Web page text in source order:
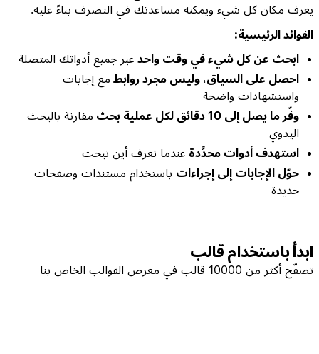
يعرف مكان كل شيء ويمكنه مساعدتك في التصرف بناءً عليه.
الفوائد الرئيسية:
ابحث عن كل شيء في وقت واحد عبر جميع أدواتك المتصلة
احصل على السياق، وليس مجرد روابط مع إجابات
واستشهادات واضحة
وفّر ما يصل إلى 10 دقائق لكل عملية بحث
مقارنة بالبحث
اليدوي
استهدف أدوات محدَّدة عندما تعرف أين تبحث
حوّل الإجابات إلى إجراءات باستخدام مستندات وصفحات
جديدة
ابدأ باستخدام قالب
تصفّح أكثر من 10000 قالب في معرض القوالب الخاص بنا